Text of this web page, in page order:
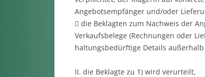
Angebotsempfänger und/oder
 die Beklagten zum Nachweis der
Verkaufsbelege (Rechnungen oder
haltungsbedürftige Details
II. die Beklagte zu 1) wird verurteilt,